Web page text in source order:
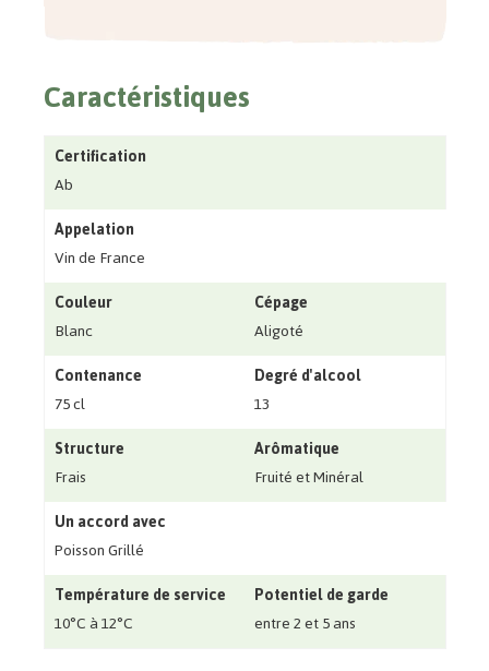
Caractéristiques
Certification
Ab
Appelation
Vin de France
Couleur
Blanc
Cépage
Aligoté
Contenance
75 cl
Degré d'alcool
13
Structure
Frais
Arômatique
Fruité et Minéral
Un accord avec
Poisson Grillé
Température de service
10°C à 12°C
Potentiel de garde
entre 2 et 5 ans